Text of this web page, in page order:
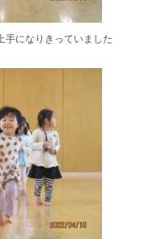
手になりきっていました